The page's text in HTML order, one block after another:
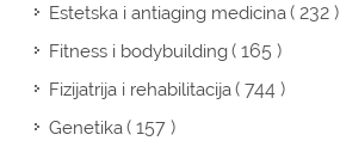
Estetska i antiaging medicina( 232 )
Fitness i bodybuilding( 165 )
Fizijatrija i rehabilitacija( 744 )
Genetika( 157 )